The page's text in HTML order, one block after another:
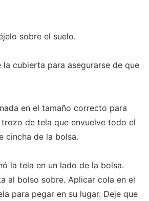
sobre el suelo.
cubierta para asegurarse de que
en el tamaño correcto para
de tela que envuelve todo el
cincha de la bolsa.
la tela en un lado de la bolsa.
al bolso sobre. Aplicar cola en el
para pegar en su lugar. Deje que